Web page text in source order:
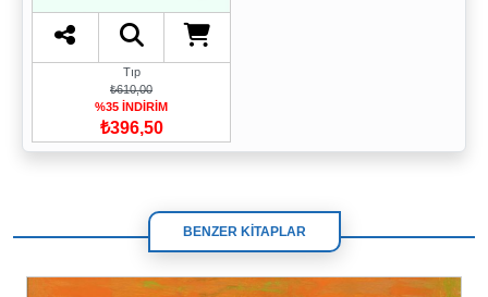
Tıp
₺610,00
%35 İNDİRİM
₺396,50
BENZER KİTAPLAR